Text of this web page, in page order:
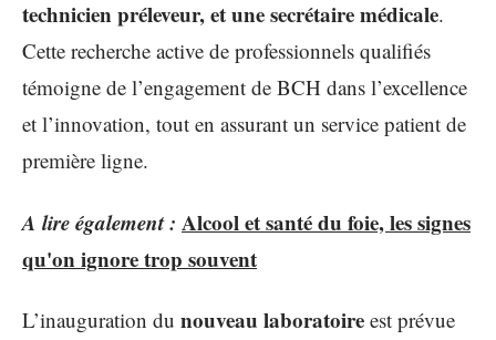
technicien préleveur, et une secrétaire médicale.
Cette recherche active de professionnels qualifiés
témoigne de l’engagement de BCH dans l’excellence
et l’innovation, tout en assurant un service patient de
première ligne.
A lire également : Alcool et santé du foie, les signes
qu'on ignore trop souvent
L’inauguration du nouveau laboratoire est prévue